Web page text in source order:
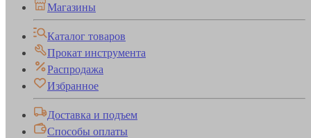
Магазины
Каталог товаров
Прокат инструмента
Распродажа
Избранное
Доставка и подъем
Способы оплаты